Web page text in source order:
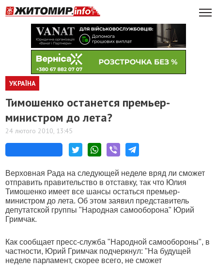
УКРАЇНА
Тимошенко останется премьер-
министром до лета?
24 лютого 2010, 13:45
Верховная Рада на следующей неделе вряд ли сможет
отправить правительство в отставку, так что Юлия
Тимошенко имеет все шансы остаться премьер-
министром до лета. Об этом заявил представитель
депутатской группы "Народная самооборона" Юрий
Гримчак.
Как сообщает пресс-служба "Народной самообороны", в
частности, Юрий Гримчак подчеркнул: "На будущей
неделе парламент, скорее всего, не сможет